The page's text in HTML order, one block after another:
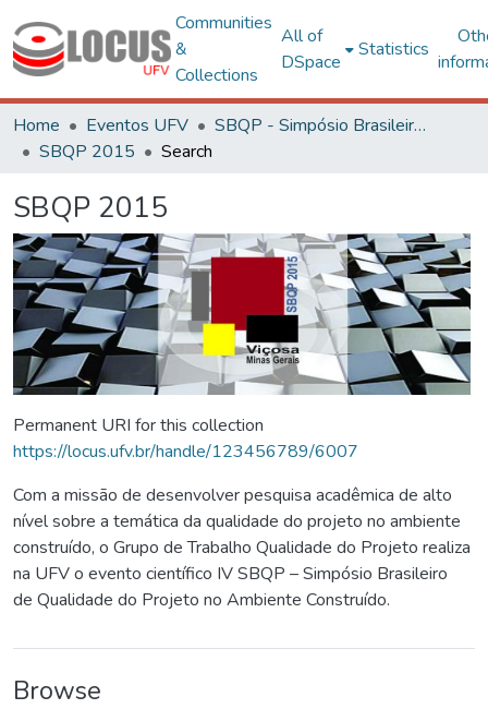
Communities
&
Collections
All of
DSpace
Statistics
Home Eventos UFV
SBQP - Simpósio Brasileiro de Qualidade do Projeto no Ambiente Construído
SBQP 2015
Search
SBQP 2015
Permanent URI for this collection
https://locus.ufv.br/handle/123456789/6007
Com a missão de desenvolver pesquisa acadêmica de alto
nível sobre a temática da qualidade do projeto no ambiente
construído, o Grupo de Trabalho Qualidade do Projeto realiza
na UFV o evento científico IV SBQP – Simpósio Brasileiro
de Qualidade do Projeto no Ambiente Construído.
Browse